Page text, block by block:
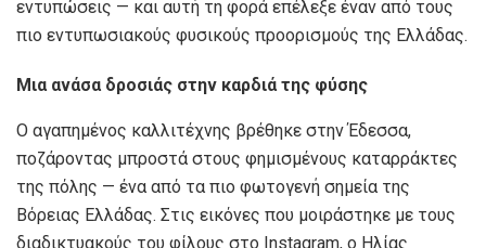
εντυπώσεις — και αυτή τη φορά επέλεξε έναν από τους
πιο εντυπωσιακούς φυσικούς προορισμούς της Ελλάδας.
Μια ανάσα δροσιάς στην καρδιά της φύσης
Ο αγαπημένος καλλιτέχνης βρέθηκε στην Έδεσσα,
ποζάροντας μπροστά στους φημισμένους καταρράκτες
της πόλης — ένα από τα πιο φωτογενή σημεία της
Βόρειας Ελλάδας. Στις εικόνες που μοιράστηκε με τους
διαδικτυακούς του φίλους στο Instagram, ο Ηλίας